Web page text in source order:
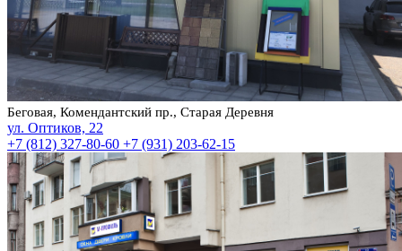
Беговая, Комендантский пр., Старая Деревня
ул. Оптиков, 22
+7 (812) 327-80-60 +7 (931) 203-62-15